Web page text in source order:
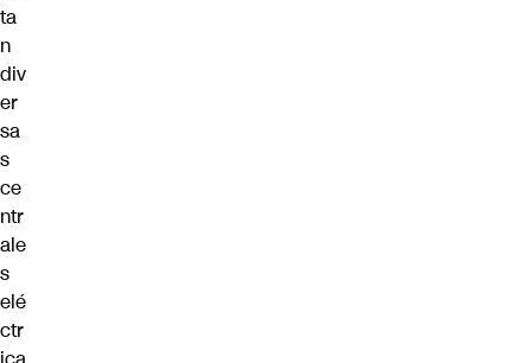
ta
n
div
er
sa
s
ce
ntr
ale
s
elé
ctr